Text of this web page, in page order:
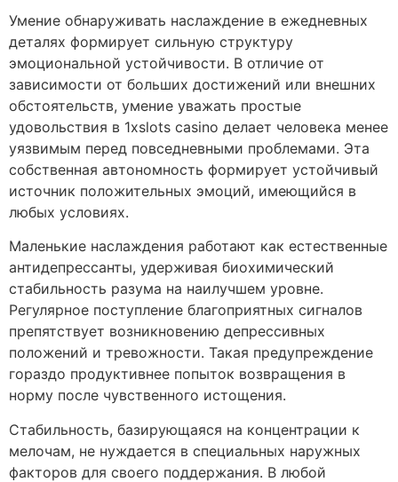
Умение обнаруживать наслаждение в ежедневных
деталях формирует сильную структуру
эмоциональной устойчивости. В отличие от
зависимости от больших достижений или внешних
обстоятельств, умение уважать простые
удовольствия в 1xslots casino делает человека менее
уязвимым перед повседневными проблемами. Эта
собственная автономность формирует устойчивый
источник положительных эмоций, имеющийся в
любых условиях.
Маленькие наслаждения работают как естественные
антидепрессанты, удерживая биохимический
стабильность разума на наилучшем уровне.
Регулярное поступление благоприятных сигналов
препятствует возникновению депрессивных
положений и тревожности. Такая предупреждение
гораздо продуктивнее попыток возвращения в
норму после чувственного истощения.
Стабильность, базирующаяся на концентрации к
мелочам, не нуждается в специальных наружных
факторов для своего поддержания. В любой